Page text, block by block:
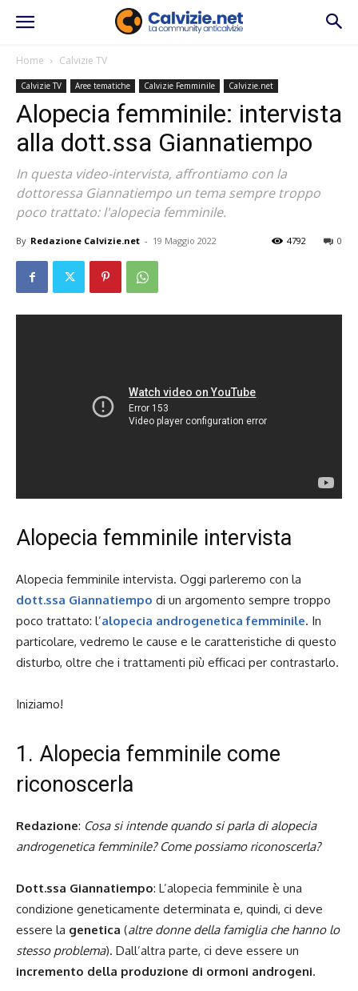
Home Calvizie TV
Calvizie TV Aree tematiche Calvizie Femminile Calvizie.net
Alopecia femminile: intervista
alla dott.ssa Giannatiempo
In questa video-intervista, affrontiamo con la
dottoressa Giannatiempo un tema sempre troppo
poco trattato: l'alopecia femminile.
By Redazione Calvizie.net - 19 Maggio 2022 0
4792
Alopecia femminile intervista
Alopecia femminile intervista. Oggi parleremo con la
dott.ssa Giannatiempo di un argomento sempre troppo
poco trattato: l’alopecia androgenetica femminile. In
particolare, vedremo le cause e le caratteristiche di questo
disturbo, oltre che i trattamenti più efficaci per contrastarlo.
Iniziamo!
1. Alopecia femminile come
riconoscerla
Redazione: Cosa si intende quando si parla di alopecia
androgenetica femminile? Come possiamo riconoscerla?
Dott.ssa Giannatiempo: L’alopecia femminile è una
condizione geneticamente determinata e, quindi, ci deve
essere la genetica (altre donne della famiglia che hanno lo
stesso problema). Dall’altra parte, ci deve essere un
incremento della produzione di ormoni androgeni.